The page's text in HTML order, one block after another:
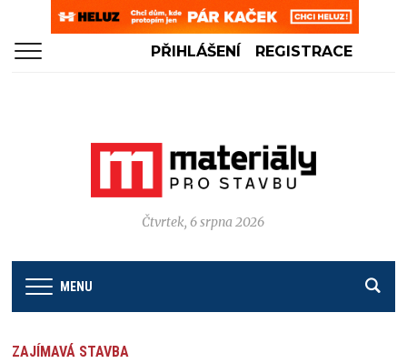
PŘIHLÁŠENÍ REGISTRACE
Čtvrtek, 6 srpna 2026
MENU
ZAJÍMAVÁ STAVBA